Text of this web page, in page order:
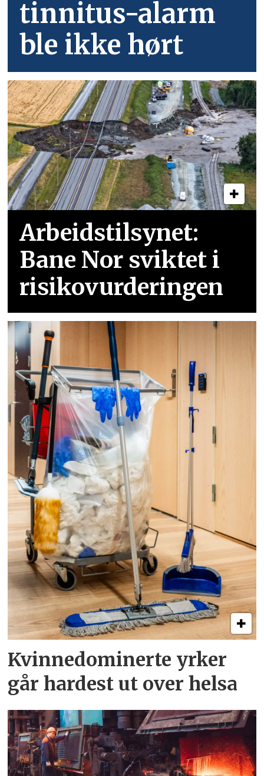
tinnitus-alarm
ble ikke hørt
Arbeidstilsynet:
Bane Nor sviktet i
risikovurderingen
Kvinnedominerte yrker
går hardest ut over helsa